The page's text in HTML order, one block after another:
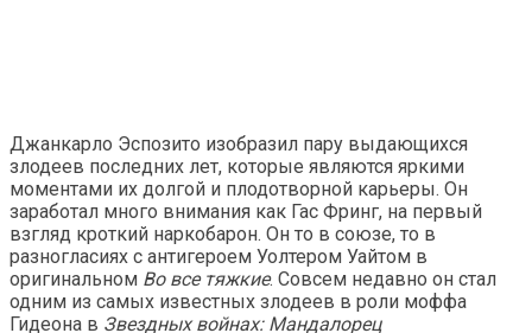
Джанкарло Эспозито изобразил пару выдающихся
злодеев последних лет, которые являются яркими
моментами их долгой и плодотворной карьеры. Он
заработал много внимания как Гас Фринг, на первый
взгляд кроткий наркобарон. Он то в союзе, то в
разногласиях с антигероем Уолтером Уайтом в
оригинальном Во все тяжкие. Совсем недавно он стал
одним из самых известных злодеев в роли моффа
Гидеона в Звездных войнах: Мандалорец